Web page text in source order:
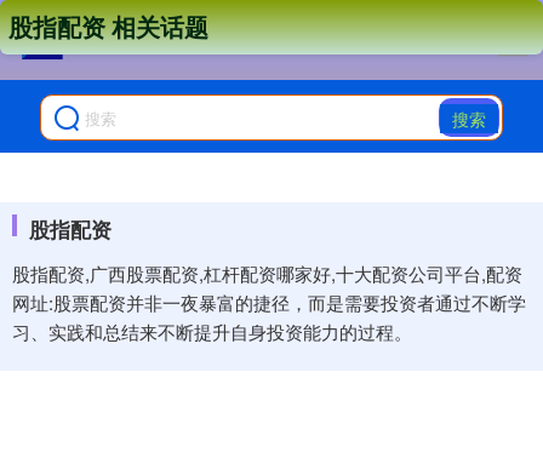
搜索
股指配资
股指配资,广西股票配资,杠杆配资哪家好,十大配资公司平台,配资
网址:股票配资并非一夜暴富的捷径，而是需要投资者通过不断学
习、实践和总结来不断提升自身投资能力的过程。
股指配资 相关话题